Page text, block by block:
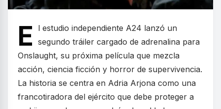
E
l estudio independiente A24 lanzó un
segundo tráiler cargado de adrenalina para
Onslaught, su próxima película que mezcla
acción, ciencia ficción y horror de supervivencia.
La historia se centra en Adria Arjona como una
francotiradora del ejército que debe proteger a